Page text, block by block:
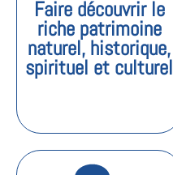
Faire découvrir le
riche patrimoine
naturel, historique,
spirituel et culturel